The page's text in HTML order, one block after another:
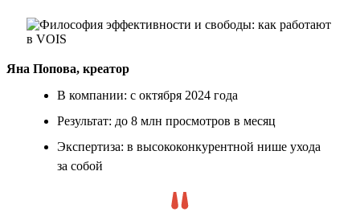
Яна Попова, креатор
В компании: с октября 2024 года
Результат: до 8 млн просмотров в месяц
Экспертиза: в высококонкурентной нише ухода
за собой